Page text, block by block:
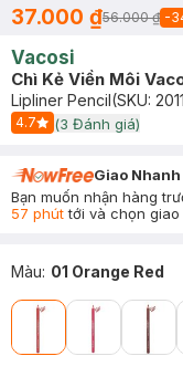
37.000 ₫56.000 ₫ -
Vacosi
Chì Kẻ Viền Môi
Lipliner Pencil(SKU:
4.7
Start Icon
(3 Đánh giá)
Giao
Bạn muốn nhận hàng
57 phúttới và chọn giao
Màu: 01 Orange Red